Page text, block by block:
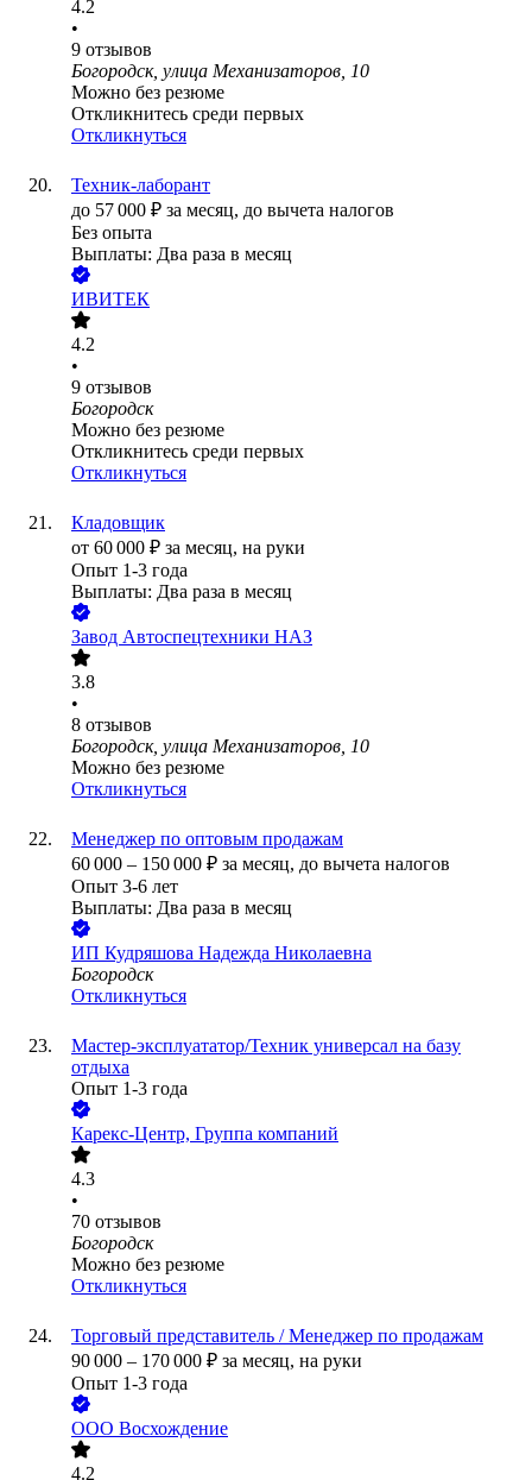
4.2
•
9 отзывов
Богородск, улица Механизаторов, 10
Можно без резюме
Откликнитесь среди первых
Откликнуться
Техник-лаборант
до 57 000 ₽ за месяц, до вычета налогов
Без опыта
Выплаты: Два раза в месяц
ИВИТЕК
4.2
•
9 отзывов
Богородск
Можно без резюме
Откликнитесь среди первых
Откликнуться
Кладовщик
от 60 000 ₽ за месяц, на руки
Опыт 1-3 года
Выплаты: Два раза в месяц
Завод Автоспецтехники НАЗ
3.8
•
8 отзывов
Богородск, улица Механизаторов, 10
Можно без резюме
Откликнуться
Менеджер по оптовым продажам
60 000 – 150 000 ₽ за месяц, до вычета налогов
Опыт 3-6 лет
Выплаты: Два раза в месяц
ИП Кудряшова Надежда Николаевна
Богородск
Откликнуться
Мастер-эксплуататор/Техник универсал на базу
отдыха
Опыт 1-3 года
Карекс-Центр, Группа компаний
4.3
•
70 отзывов
Богородск
Можно без резюме
Откликнуться
Торговый представитель / Менеджер по продажам
90 000 – 170 000 ₽ за месяц, на руки
Опыт 1-3 года
ООО Восхождение
4.2